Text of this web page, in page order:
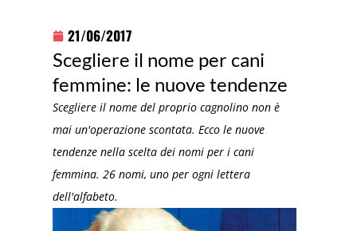
21/06/2017
Scegliere il nome per cani
femmine: le nuove tendenze
Scegliere il nome del proprio cagnolino non è
mai un'operazione scontata. Ecco le nuove
tendenze nella scelta dei nomi per i cani
femmina. 26 nomi, uno per ogni lettera
dell'alfabeto.